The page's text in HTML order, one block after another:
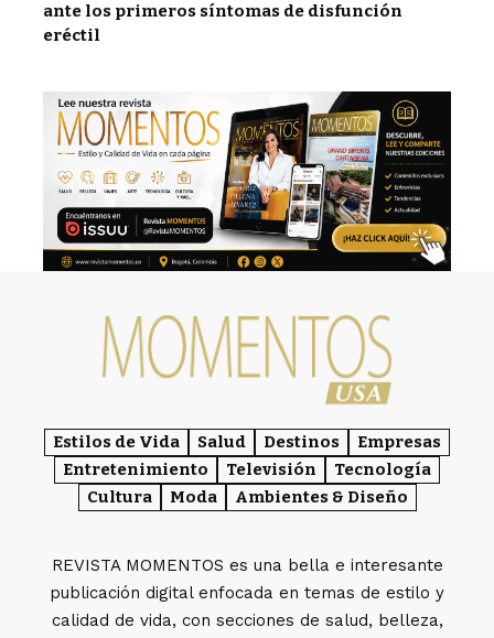
ante los primeros síntomas de disfunción
eréctil
Estilos de Vida Salud Destinos
Empresas
Entretenimiento
Televisión
Tecnología
Cultura
Moda Ambientes & Diseño
REVISTA MOMENTOS es una bella e interesante
publicación digital enfocada en temas de estilo y
calidad de vida, con secciones de salud, belleza,